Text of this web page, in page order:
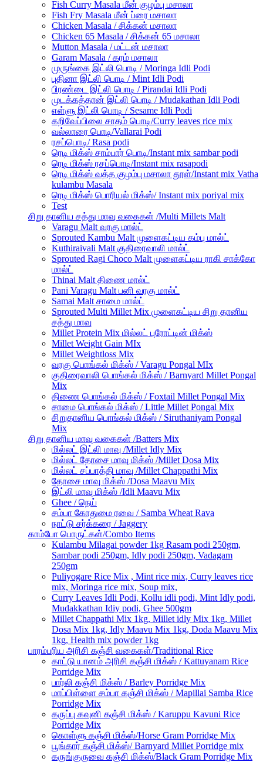
Fish Curry Masala மீன் குழம்பு மசாலா
Fish Fry Masala மீன் ப்ரை மசாலா
Chicken Masala / சிக்கன் மசாலா
Chicken 65 Masala / சிக்கன் 65 மசாலா
Mutton Masala / மட்டன் மசாலா
Garam Masala / கரம் மசாலா
முருங்கை இட்லி பொடி / Moringa Idli Podi
புதினா இட்லி பொடி / Mint Idli Podi
பிரண்டை இட்லி பொடி / Pirandai Idli Podi
முடக்கத்தான் இட்லி பொடி / Mudakathan Idli Podi
எள்ளு இட்லி பொடி / Sesame Idli Podi
கறிவேப்பிலை சாதம் பொடி/Curry leaves rice mix
வல்லாரை பொடி/Vallarai Podi
ரசப்பொடி/ Rasa podi
ரெடி மிக்ஸ் சாம்பார் பொடி/Instant mix sambar podi
ரெடி மிக்ஸ் ரசப்பொடி/Instant mix rasapodi
ரெடி மிக்ஸ் வத்த குழம்பு மசாலா தூள்/Instant mix Vatha
kulambu Masala
ரெடி மிக்ஸ் பொரியல் மிக்ஸ்/ Instant mix poriyal mix
Test
சிறு தானிய சத்து மாவு வகைகள் /Multi Millets Malt
Varagu Malt வரகு மால்ட்
Sprouted Kambu Malt முளைகட்டிய கம்பு மால்ட்
Kuthiraivali Malt குதிரைவாலி மால்ட்
Sprouted Ragi Choco Malt முளைகட்டிய ராகி சாக்கோ
மால்ட்
Thinai Malt திணை மால்ட்
Pani Varagu Malt பனி வரகு மால்ட்
Samai Malt சாமை மால்ட்
Sprouted Multi Millet Mix முளைகட்டிய சிறு தானிய
சத்து மாவு
Millet Protein Mix மில்லட் புரோட்டின் மிக்ஸ்
Millet Weight Gain MIx
Millet Weightloss Mix
வரகு பொங்கல் மிக்ஸ் / Varagu Pongal MIx
குதிரைவாலி பொங்கல் மிக்ஸ் / Barnyard Millet Pongal
Mix
திணை பொங்கல் மிக்ஸ் / Foxtail Millet Pongal Mix
சாமை பொங்கல் மிக்ஸ் / Little Millet Pongal Mix
சிறுதானிய பொங்கல் மிக்ஸ் / Siruthaniyam Pongal
Mix
சிறு தானிய மாவு வகைகள் /Batters Mix
மில்லட் இட்லி மாவு /Millet Idly Mix
மில்லட் தோசை மாவு மிக்ஸ் /Millet Dosa Mix
மில்லட் சப்பாத்தி மாவு /Millet Chappathi Mix
தோசை மாவு மிக்ஸ் /Dosa Maavu Mix
இட்லி மாவு மிக்ஸ் /Idli Maavu Mix
Ghee / நெய்
சம்பா கோதுமை ரவை / Samba Wheat Rava
நாட்டு சர்க்கரை / Jaggery
காம்போ பொருட்கள்/Combo Items
Kulambu Milagai powder 1kg Rasam podi 250gm,
Sambar podi 250gm, Idly podi 250gm, Vadagam
250gm
Puliyogare Rice Mix , Mint rice mix, Curry leaves rice
mix, Moringa rice mix, Soup mix,
Curry Leaves Idli Podi, Kollu idli podi, Mint Idly podi,
Mudakkathan Idiy podi, Ghee 500gm
Millet Chappathi Mix 1kg, Millet idly Mix 1kg, Millet
Dosa Mix 1kg, Idly Maavu Mix 1kg, Doda Maavu Mix
1kg, Health mix powder 1kg
பாரம்பரிய அரிசி கஞ்சி வகைகள்/Traditional Rice
காட்டு யானம் அரிசி கஞ்சி மிக்ஸ் / Kattuyanam Rice
Porridge Mix
பார்லி கஞ்சி மிக்ஸ் / Barley Porridge Mix
மாப்பிள்ளை சம்பா கஞ்சி மிக்ஸ் / Mapillai Samba Rice
Porridge Mix
கருப்பு கவுனி கஞ்சி மிக்ஸ் / Karuppu Kavuni Rice
Porridge Mix
கொள்ளு கஞ்சி மிக்ஸ்/Horse Gram Porridge Mix
பூங்கார் கஞ்சி மிக்ஸ்/ Barnyard Millet Porridge mix
கருங்குருவை கஞ்சி மிக்ஸ்/Black Gram Porridge Mix